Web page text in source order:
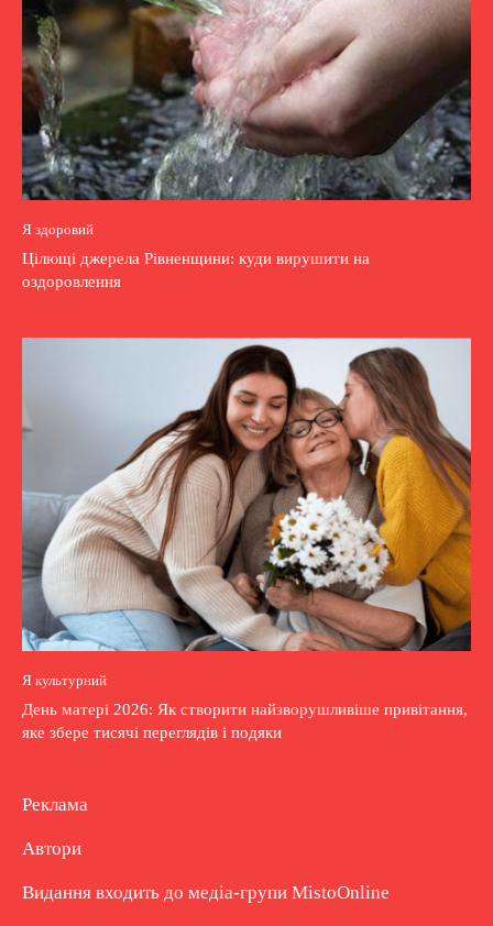
Я здоровий
Цілющі джерела Рівненщини: куди вирушити на
оздоровлення
Я культурний
День матері 2026: Як створити найзворушливіше привітання,
яке збере тисячі переглядів і подяки
Реклама
Автори
Видання входить до медіа-групи MistoOnline